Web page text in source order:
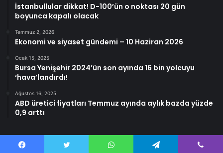
İstanbullular dikkat! D-100’ün o noktası 20 gün
boyunca kapalı olacak
Temmuz 2, 2026
Ekonomi ve siyaset gündemi – 10 Haziran 2026
Ocak 15, 2025
Bursa Yenişehir 2024’ün son ayında 16 bin yolcuyu
‘hava’landırdı!
Ağustos 16, 2025
ABD üretici fiyatları Temmuz ayında aylık bazda yüzde
0,9 arttı